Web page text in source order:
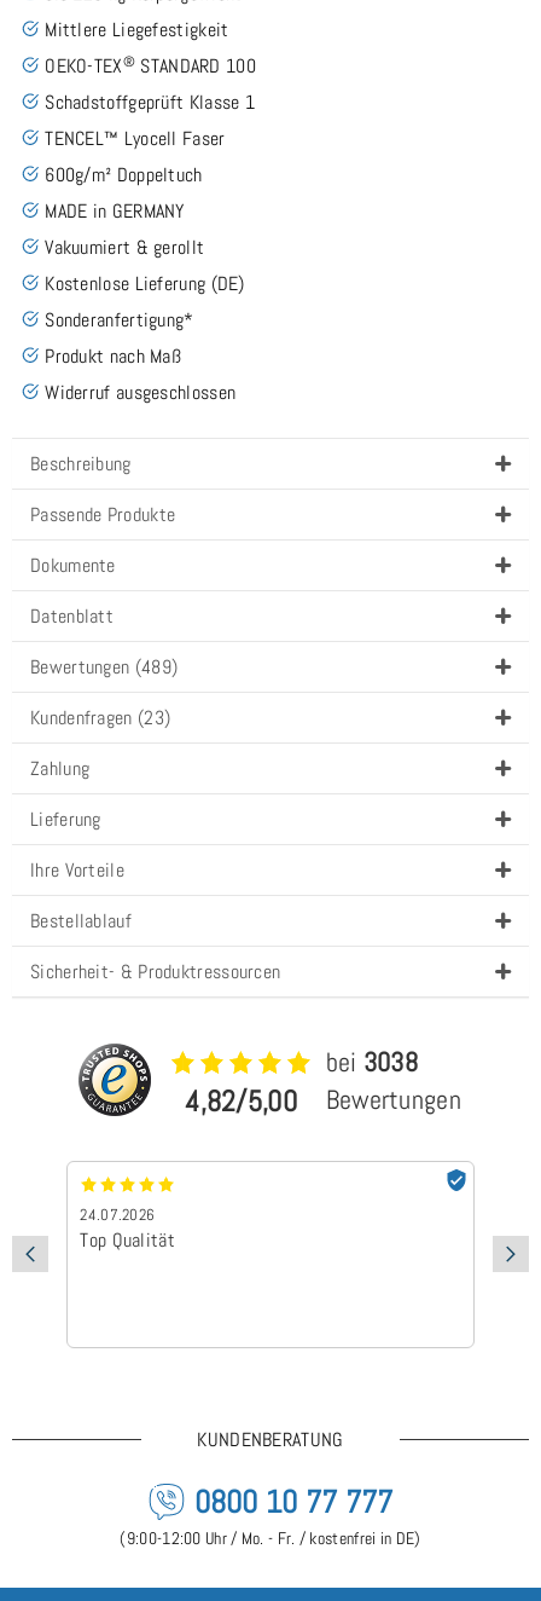
Mittlere Liegefestigkeit
OEKO-TEX® STANDARD 100
Schadstoffgeprüft Klasse 1
TENCEL™ Lyocell Faser
600g/m² Doppeltuch
MADE in GERMANY
Vakuumiert & gerollt
Kostenlose Lieferung (DE)
Sonderanfertigung*
Produkt nach Maß
Widerruf ausgeschlossen
Beschreibung
Passende Produkte
Dokumente
Datenblatt
Bewertungen (489)
Kundenfragen (23)
Zahlung
Lieferung
Ihre Vorteile
Bestellablauf
Sicherheit- & Produktressourcen
4,82/5,00
bei 3038
Bewertungen
24.07.2026
Top Qualität
KUNDENBERATUNG
0800 10 77 777
(9:00-12:00 Uhr / Mo. - Fr. / kostenfrei in DE)